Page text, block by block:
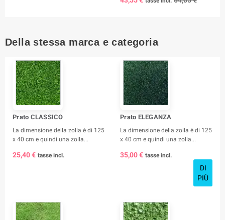
Della stessa marca e categoria
Prato CLASSICO
La dimensione della zolla è di 125
x 40 cm e quindi una zolla...
25,40 € tasse incl.
Prato ELEGANZA
La dimensione della zolla è di 125
x 40 cm e quindi una zolla...
35,00 € tasse incl.
DI
PIÙ